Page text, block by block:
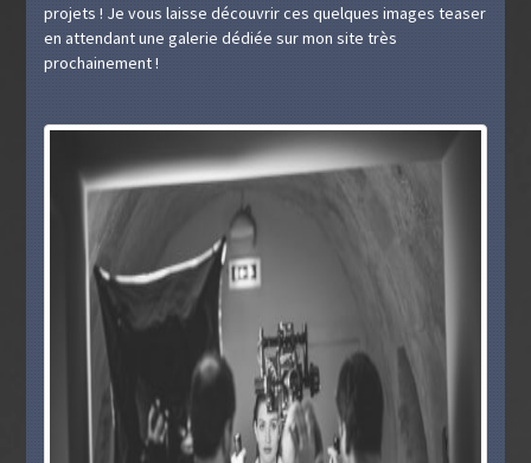
projets ! Je vous laisse découvrir ces quelques images teaser
en attendant une galerie dédiée sur mon site très
prochainement !